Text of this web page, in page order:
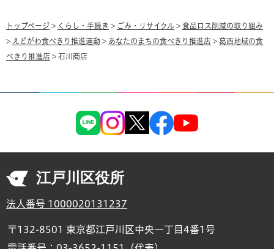
トップページ > くらし・手続き > ごみ・リサイクル > 食品ロス削減の取り組み
> えどがわ食べきり推進運動 > あなたのまちの食べきり推進店 > 葛西地域の食
べきり推進店 > 石川商店
江戸川区役所
法人番号 1000020131237
〒132-8501 東京都江戸川区中央一丁目4番1号